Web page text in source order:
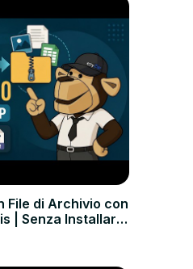
File di Archivio con
| Senza Installare